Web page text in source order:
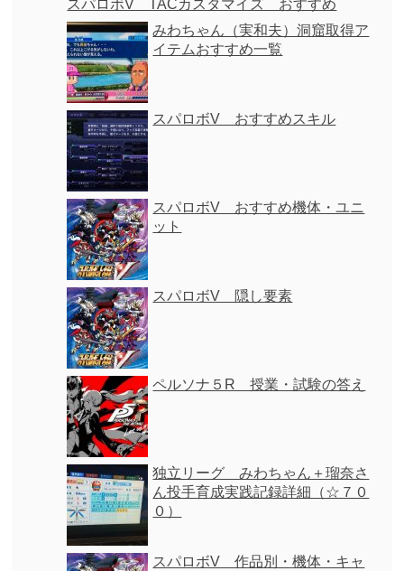
スパロボV TACカスタマイズ おすすめ
みわちゃん（実和夫）洞窟取得ア
イテムおすすめ一覧
スパロボV おすすめスキル
スパロボV おすすめ機体・ユニ
ット
スパロボV 隠し要素
ペルソナ５R 授業・試験の答え
独立リーグ みわちゃん＋瑠奈さ
ん投手育成実践記録詳細（☆７０
０）
スパロボV 作品別・機体・キャ